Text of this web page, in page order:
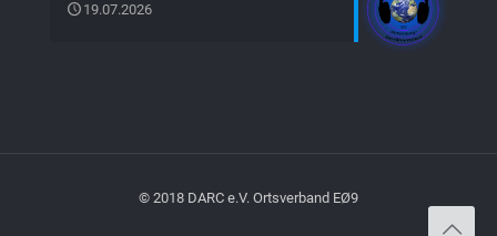
19.07.2026
© 2018 DARC e.V. Ortsverband EØ9